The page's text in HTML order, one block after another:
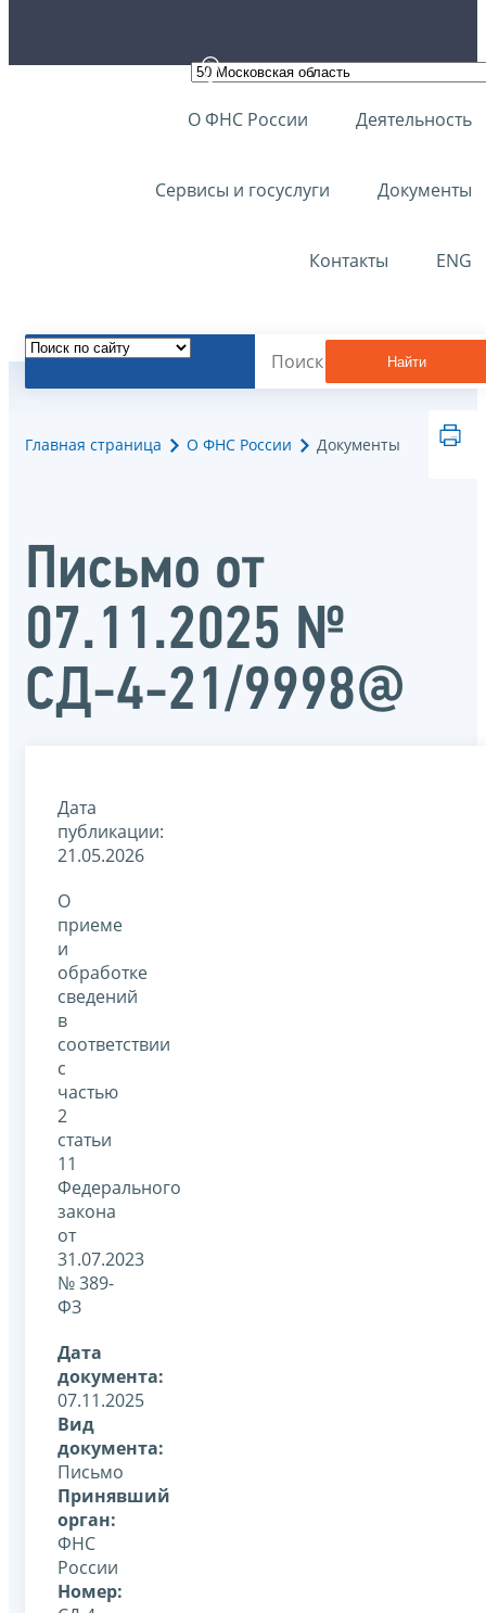
О ФНС России Деятельность
Сервисы и госуслуги Документы
Контакты ENG
Найти
Главная страница О ФНС России Документы
Письмо от
07.11.2025 №
СД-4-21/9998@
Дата
публикации:
21.05.2026
О
приеме
и
обработке
сведений
в
соответствии
с
частью
2
статьи
11
Федерального
закона
от
31.07.2023
№ 389-
ФЗ
Дата
документа:
07.11.2025
Вид
документа:
Письмо
Принявший
орган:
ФНС
России
Номер: